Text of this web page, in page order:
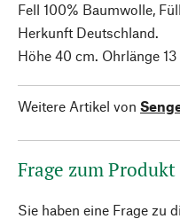
Fell 100% Baumwolle,
Herkunft Deutschland.
Höhe 40 cm. Ohrlänge
Weitere Artikel von
Frage zum Produkt
Sie haben eine Frage zu